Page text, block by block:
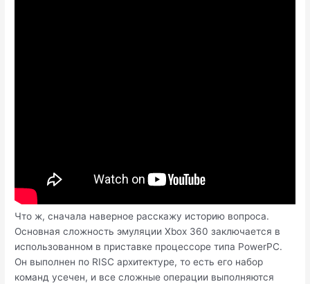
Что ж, сначала наверное расскажу историю вопроса.
Основная сложность эмуляции Xbox 360 заключается в
использованном в приставке процессоре типа PowerPC.
Он выполнен по RISC архитектуре, то есть его набор
команд усечен, и все сложные операции выполняются